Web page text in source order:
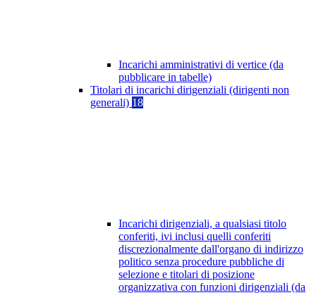
Incarichi amministrativi di vertice (da
pubblicare in tabelle)
Titolari di incarichi dirigenziali (dirigenti non
generali) 18
Incarichi dirigenziali, a qualsiasi titolo
conferiti, ivi inclusi quelli conferiti
discrezionalmente dall'organo di indirizzo
politico senza procedure pubbliche di
selezione e titolari di posizione
organizzativa con funzioni dirigenziali (da